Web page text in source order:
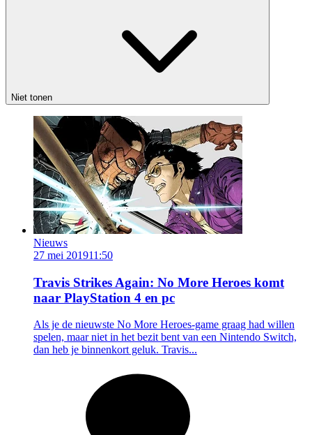
Niet tonen
Nieuws
27 mei 201911:50
Travis Strikes Again: No More Heroes komt
naar PlayStation 4 en pc
Als je de nieuwste No More Heroes-game graag had willen
spelen, maar niet in het bezit bent van een Nintendo Switch,
dan heb je binnenkort geluk. Travis...